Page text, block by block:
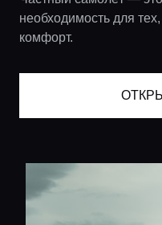
необходимость для
комфорт.​